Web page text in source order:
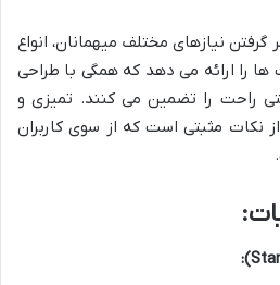
نیازهای مختلف میهمانان، انواع
ها را ارائه می دهد که همگی با طراحی
راحت را تضمین می کنند. تمیزی و
نکات مثبتی است که از سوی کاربران